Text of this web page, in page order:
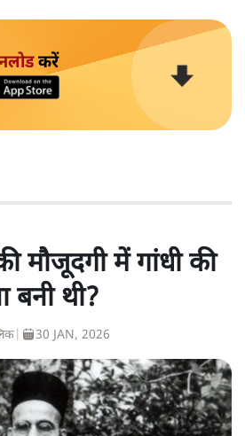
करें
मौजूदगी में गांधी की
बनी थी?
30 JAN, 2026